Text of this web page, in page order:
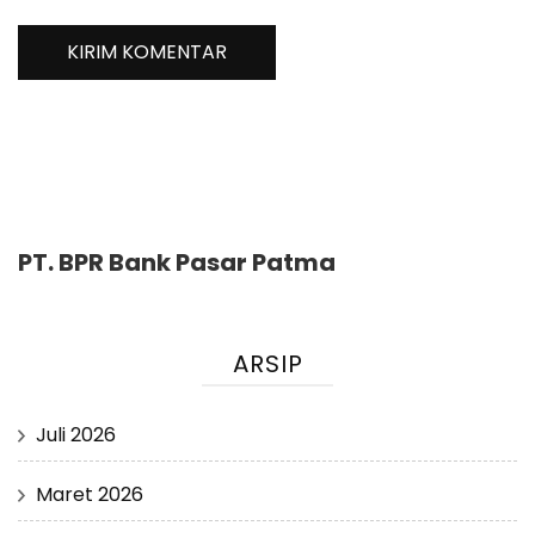
PT. BPR Bank Pasar Patma
ARSIP
Juli 2026
Maret 2026